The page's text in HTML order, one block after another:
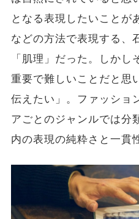
となる表現したいことが
などの方法で表現する、
「肌理」だった。しか
重要で難しいことだと思
伝えたい」。ファッショ
アごとのジャンルでは分
内の表現の純粋さと一貫